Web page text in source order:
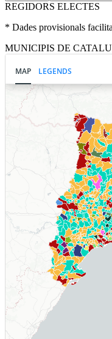
REGIDORS ELECTES
* Dades provisionals
MUNICIPIS DE